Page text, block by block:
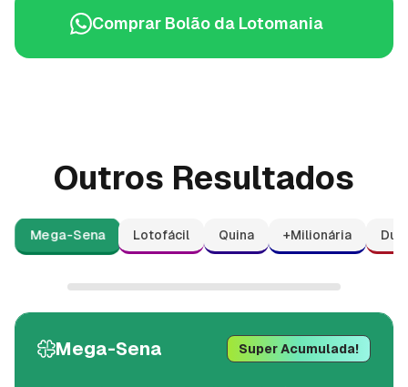
Comprar Bolão da Lotomania
Outros Resultados
Mega-Sena Lotofácil Quina +Milionária
Mega-Sena Super Acumulada!